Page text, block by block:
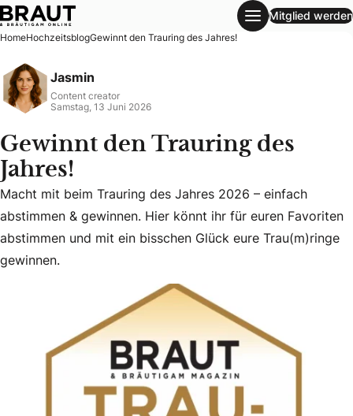
Gewinnt den Trauring des Jahres!
Mitglied werden
HomeHochzeitsblogGewinnt den Trauring des Jahres!
Jasmin
Content creator
Samstag, 13 Juni 2026
Gewinnt den Trauring des
Jahres!
Macht mit beim Trauring des Jahres 2026 – einfach
Macht mit beim Trauring des Jahres 2026 – einfach
abstimmen & gewinnen. Hier könnt ihr für euren Favoriten
abstimmen und mit ein bisschen Glück eure Trau(m)ringe
gewinnen.